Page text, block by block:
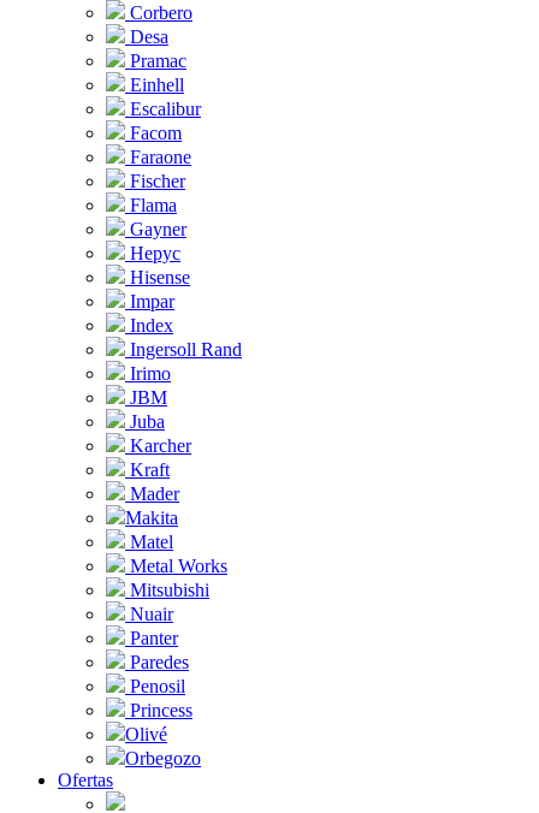
Corbero
Desa
Pramac
Einhell
Escalibur
Facom
Faraone
Fischer
Flama
Gayner
Hepyc
Hisense
Impar
Index
Ingersoll Rand
Irimo
JBM
Juba
Karcher
Kraft
Mader
Makita
Matel
Metal Works
Mitsubishi
Nuair
Panter
Paredes
Penosil
Princess
Olivé
Orbegozo
Ofertas